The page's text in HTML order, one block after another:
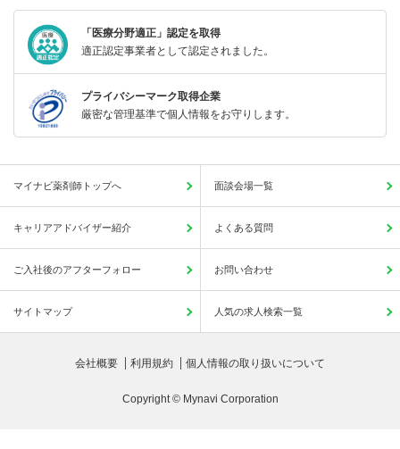
「医療分野適正」認定を取得
適正認定事業者として認定されました。
プライバシーマーク取得企業
厳密な管理基準で個人情報をお守りします。
マイナビ薬剤師トップへ 面談会場一覧
キャリアアドバイザー紹介 よくある質問
ご入社後のアフターフォロー お問い合わせ
サイトマップ 人気の求人検索一覧
会社概要 利用規約 個人情報の取り扱いについて
Copyright © Mynavi Corporation